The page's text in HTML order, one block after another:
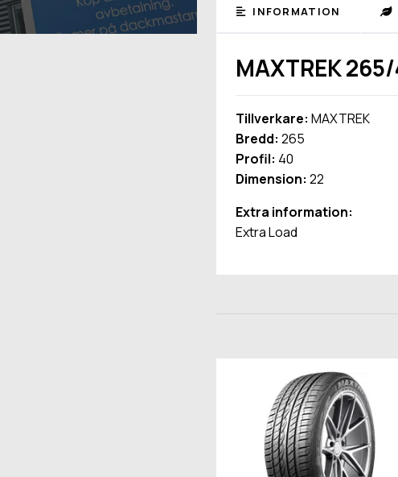
INFORMATION
MAXTREK
Tillverkare: MAXTREK
Bredd: 265
Profil: 40
Dimension: 22
Extra information:
Extra Load